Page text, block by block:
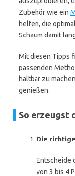
Zubehör wie ein
helfen, die
Schaum damit
Mit diesen Tipps
passenden
haltbar zu
genießen.
So erzeugst
Die
Entscheide
von 3 bis 4